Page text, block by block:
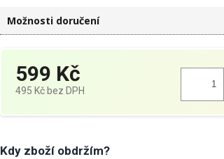
Možnosti doručení
599 Kč
495 Kč bez DPH
Kdy zboží obdržím?